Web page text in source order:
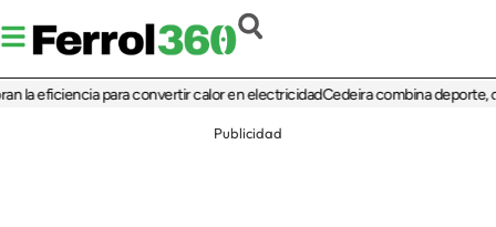
para convertir calor en electricidadCedeira combina deporte, cultura
Publicidad